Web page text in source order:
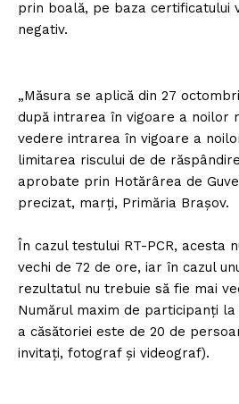
prin boală, pe baza certificatului
negativ.
„Măsura se aplică din 27
după intrarea în vigoare a noilor
vedere intrarea în vigoare a
limitarea riscului de de
aprobate prin Hotărârea de
precizat, marți, Primăria Brașov.
În cazul testului RT-PCR, acesta
vechi de 72 de ore, iar în cazul
rezultatul nu trebuie să fie mai
Numărul maxim de participanți
a căsătoriei este de 20 de
invitați, fotograf și videograf).